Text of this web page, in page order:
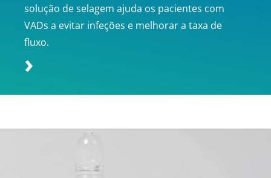
solução de selagem ajuda os pacientes com
VADs a evitar infeções e melhorar a taxa de
fluxo.